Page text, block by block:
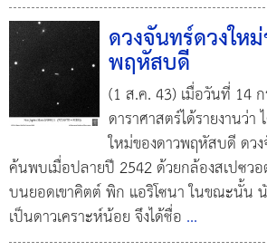
ดวงจันทร์ดวงให
พฤหัสบดี
(1 ส.ค. 43) เมื่อวันที่ 14
ดาราศาสตร์ได้รายงานว่
ใหม่ของดาวพฤหัสบดี ดว
ค้นพบเมื่อปลายปี 2542 ด้วยกล้องสเปซว
บนยอดเขาคิตต์ พิก แอริโซนา ในขณะนั้น
เป็นดาวเคราะห์น้อย จึงได้ชื่อ ...